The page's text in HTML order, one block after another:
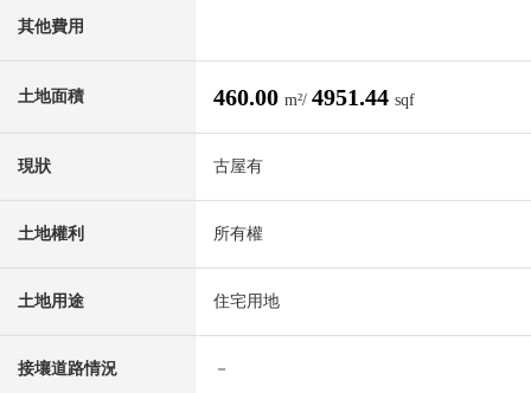
其他費用
土地面積 460.00 m²/ 4951.44 sqf
現狀 古屋有
土地權利 所有權
土地用途 住宅用地
接壤道路情況 －